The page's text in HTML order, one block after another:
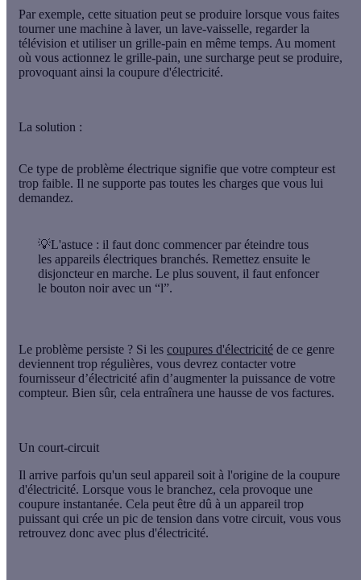
Par exemple, cette situation peut se produire lorsque vous faites
tourner une machine à laver, un lave-vaisselle, regarder la
télévision et utiliser un grille-pain en même temps. Au moment
où vous actionnez le grille-pain, une surcharge peut se produire,
provoquant ainsi la coupure d'électricité.
La solution :
Ce type de problème électrique signifie que votre compteur est
trop faible. Il ne supporte pas toutes les charges que vous lui
demandez.
💡L'astuce : il faut donc commencer par éteindre tous
les appareils électriques branchés. Remettez ensuite le
disjoncteur en marche. Le plus souvent, il faut enfoncer
le bouton noir avec un “l”.
Le problème persiste ? Si les coupures d'électricité de ce genre
deviennent trop régulières, vous devrez contacter votre
fournisseur d’électricité afin d’augmenter la puissance de votre
compteur. Bien sûr, cela entraînera une hausse de vos factures.
Un court-circuit
Il arrive parfois qu'un seul appareil soit à l'origine de la coupure
d'électricité. Lorsque vous le branchez, cela provoque une
coupure instantanée. Cela peut être dû à un appareil trop
puissant qui crée un pic de tension dans votre circuit, vous vous
retrouvez donc avec plus d'électricité.